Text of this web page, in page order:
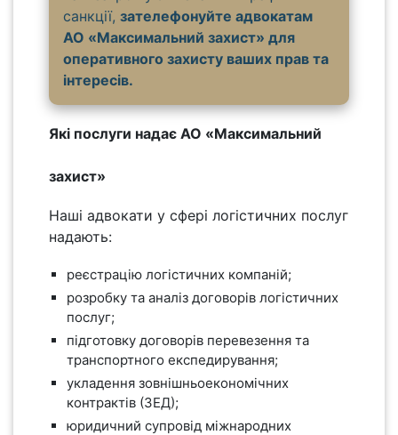
санкції, зателефонуйте адвокатам
АО «Максимальний захист» для
оперативного захисту ваших прав та
інтересів.
Які послуги надає АО «Максимальний
захист»
Наші адвокати у сфері логістичних послуг
надають:
реєстрацію логістичних компаній;
розробку та аналіз договорів логістичних
послуг;
підготовку договорів перевезення та
транспортного експедирування;
укладення зовнішньоекономічних
контрактів (ЗЕД);
юридичний супровід міжнародних